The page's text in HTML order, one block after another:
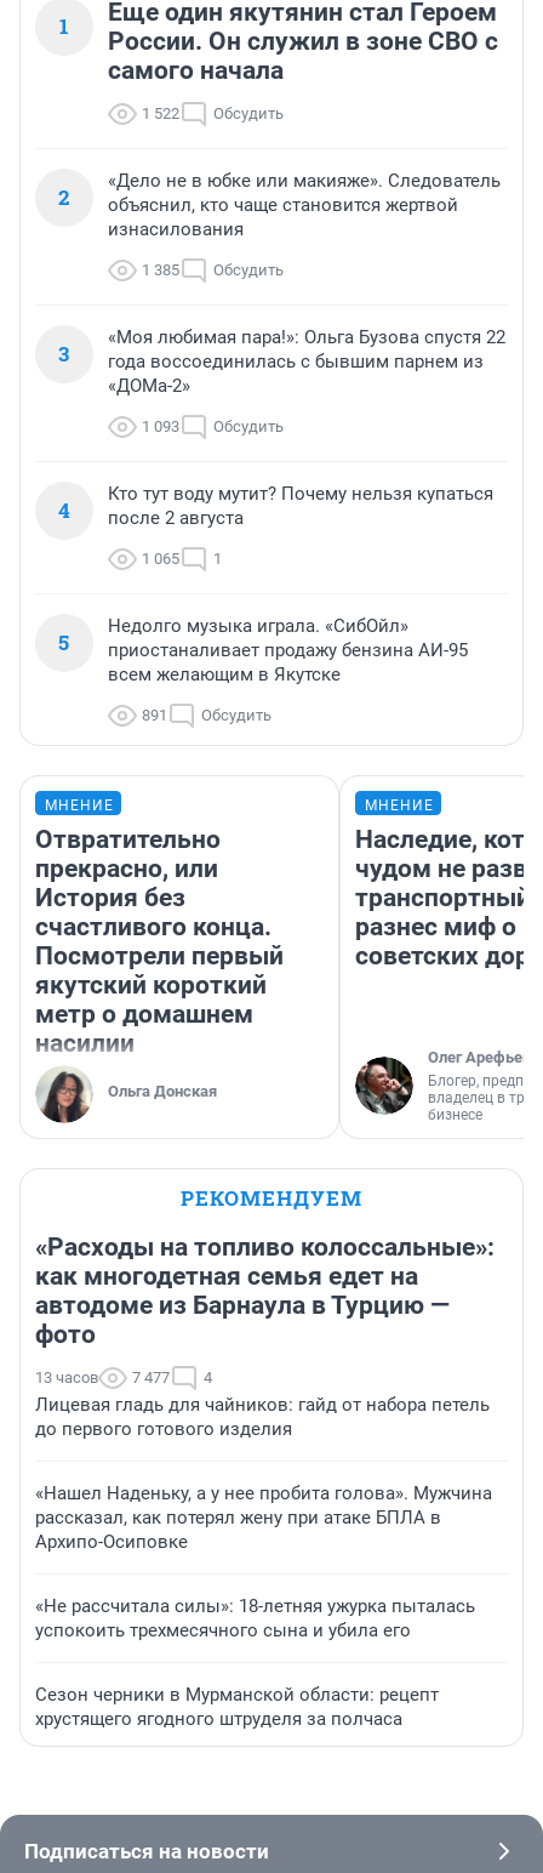
1
Еще один якутянин стал Героем
России. Он служил в зоне СВО с
самого начала
1 522 Обсудить
2
«Дело не в юбке или макияже». Следователь
объяснил, кто чаще становится жертвой
изнасилования
1 385 Обсудить
3
«Моя любимая пара!»: Ольга Бузова спустя 22
года воссоединилась с бывшим парнем из
«ДОМа-2»
1 093 Обсудить
4
Кто тут воду мутит? Почему нельзя купаться
после 2 августа
1 065 1
5
Недолго музыка играла. «СибОйл»
приостаналивает продажу бензина АИ-95
всем желающим в Якутске
891 Обсудить
МНЕНИЕ
Отвратительно
прекрасно, или
История без
счастливого конца.
Посмотрели первый
якутский короткий
метр о домашнем
насилии
Ольга Донская
МНЕНИЕ
Наследие,
чудом не
транспортный
разнес миф о
советских
Олег Арефьев
Блогер,
владелец в
бизнесе
РЕКОМЕНДУЕМ
«Расходы на топливо колоссальные»:
как многодетная семья едет на
автодоме из Барнаула в Турцию —
фото
13 часов 7 477 4
Лицевая гладь для чайников: гайд от набора петель
до первого готового изделия
«Нашел Наденьку, а у нее пробита голова». Мужчина
рассказал, как потерял жену при атаке БПЛА в
Архипо-Осиповке
«Не рассчитала силы»: 18-летняя ужурка пыталась
успокоить трехмесячного сына и убила его
Сезон черники в Мурманской области: рецепт
хрустящего ягодного штруделя за полчаса
Подписаться на новости